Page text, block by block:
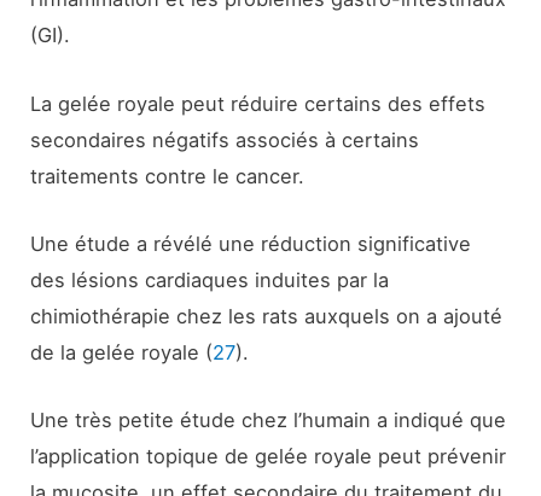
(GI).
La gelée royale peut réduire certains des effets
secondaires négatifs associés à certains
traitements contre le cancer.
Une étude a révélé une réduction significative
des lésions cardiaques induites par la
chimiothérapie chez les rats auxquels on a ajouté
de la gelée royale (27).
Une très petite étude chez l’humain a indiqué que
l’application topique de gelée royale peut prévenir